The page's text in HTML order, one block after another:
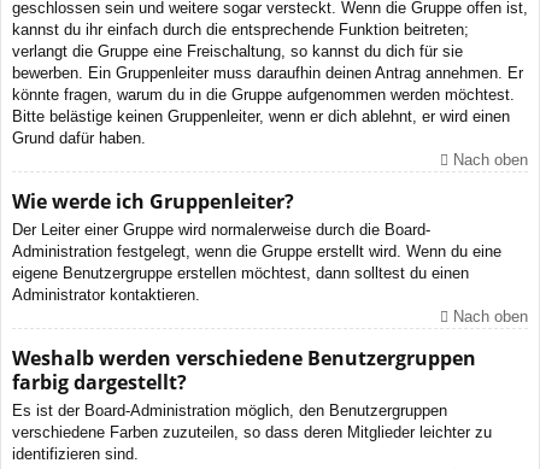
geschlossen sein und weitere sogar versteckt. Wenn die Gruppe offen ist,
kannst du ihr einfach durch die entsprechende Funktion beitreten;
verlangt die Gruppe eine Freischaltung, so kannst du dich für sie
bewerben. Ein Gruppenleiter muss daraufhin deinen Antrag annehmen. Er
könnte fragen, warum du in die Gruppe aufgenommen werden möchtest.
Bitte belästige keinen Gruppenleiter, wenn er dich ablehnt, er wird einen
Grund dafür haben.
Nach oben
Wie werde ich Gruppenleiter?
Der Leiter einer Gruppe wird normalerweise durch die Board-
Administration festgelegt, wenn die Gruppe erstellt wird. Wenn du eine
eigene Benutzergruppe erstellen möchtest, dann solltest du einen
Administrator kontaktieren.
Nach oben
Weshalb werden verschiedene Benutzergruppen
farbig dargestellt?
Es ist der Board-Administration möglich, den Benutzergruppen
verschiedene Farben zuzuteilen, so dass deren Mitglieder leichter zu
identifizieren sind.